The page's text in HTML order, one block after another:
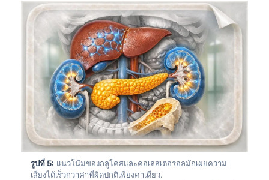
รูปที่ 5: แนวโน้มของกลูโคสและคอเลสเตอรอลมักเผยความ
เสี่ยงได้เร็วกว่าค่าที่ผิดปกติเพียงค่าเดียว.